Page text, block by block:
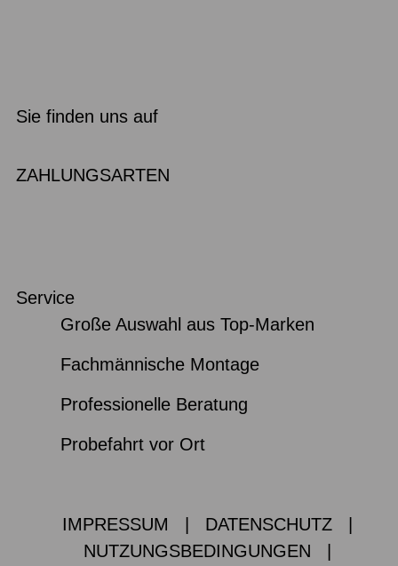
Sie finden uns auf
ZAHLUNGSARTEN
Service
Große Auswahl aus Top-Marken
Fachmännische Montage
Professionelle Beratung
Probefahrt vor Ort
IMPRESSUM DATENSCHUTZ
NUTZUNGSBEDINGUNGEN